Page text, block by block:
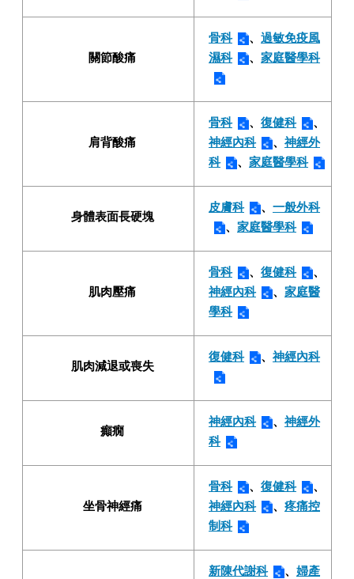
關節酸痛
骨科 、 過敏免疫風
濕科
、 家庭醫學科
肩背酸痛
骨科 、 復健科
、
神經內科
、 神經外
科
、 家庭醫學科
身體表面長硬塊
皮膚科 、 一般外科
、 家庭醫學科
肌肉壓痛
骨科 、 復健科
、
神經內科
、 家庭醫
學科
肌肉減退或喪失
復健科 、 神經內科
癲癇
神經內科 、 神經外
科
坐骨神經痛
骨科 、 復健科
、
神經內科
、 疼痛控
制科
新陳代謝科 、 婦產